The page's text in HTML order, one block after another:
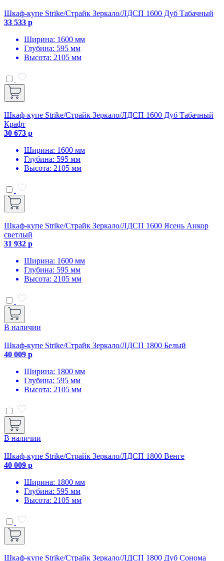
Шкаф-купе Strike/Страйк Зеркало/ЛДСП 1600 Дуб Табачный
33 533 р
Ширина: 1600 мм
Глубина: 595 мм
Высота: 2105 мм
Шкаф-купе Strike/Страйк Зеркало/ЛДСП 1600 Дуб Табачный
Крафт
30 673 р
Ширина: 1600 мм
Глубина: 595 мм
Высота: 2105 мм
Шкаф-купе Strike/Страйк Зеркало/ЛДСП 1600 Ясень Анкор
светлый
31 932 р
Ширина: 1600 мм
Глубина: 595 мм
Высота: 2105 мм
В наличии
Шкаф-купе Strike/Страйк Зеркало/ЛДСП 1800 Белый
40 009 р
Ширина: 1800 мм
Глубина: 595 мм
Высота: 2105 мм
В наличии
Шкаф-купе Strike/Страйк Зеркало/ЛДСП 1800 Венге
40 009 р
Ширина: 1800 мм
Глубина: 595 мм
Высота: 2105 мм
Шкаф-купе Strike/Страйк Зеркало/ЛДСП 1800 Дуб Сонома